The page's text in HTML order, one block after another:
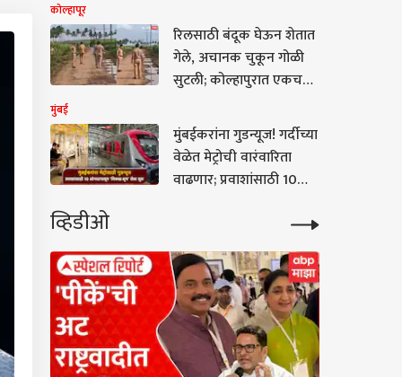
पवारांच्या भेटीवर प्रतिक्रिया
कोल्हापूर
रिलसाठी बंदूक घेऊन शेतात
गेले, अचानक चुकून गोळी
सुटली; कोल्हापुरात एकच
मुंबई
मुंबईकरांना गुडन्यूज! गर्दीच्या
वेळेत मेट्रोची वारंवारिता
वाढणार; प्रवाशांसाठी 10
व्हिडीओ